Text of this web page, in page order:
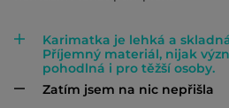
Karimatka je lehká a
Příjemný materiál, nijak
pohodlná i pro těžší osoby.
Zatím jsem na nic nepřišla